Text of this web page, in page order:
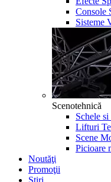
Console
Sisteme
Scenotehnică
Schele
Lifturi
Scene
Picioare
Noutăţi
Promoţii
Știri